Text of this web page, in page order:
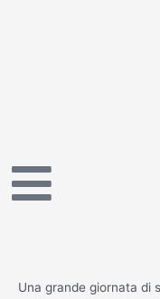
Una grande giornata di